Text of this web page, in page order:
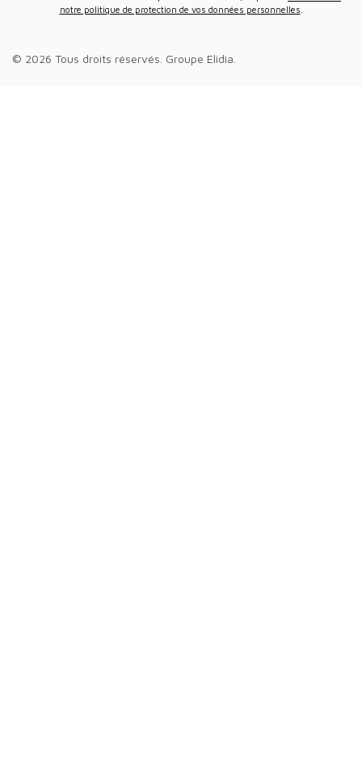
notre politique de protection de vos données personnelles
© 2026 Tous droits réservés. Groupe Elidia.